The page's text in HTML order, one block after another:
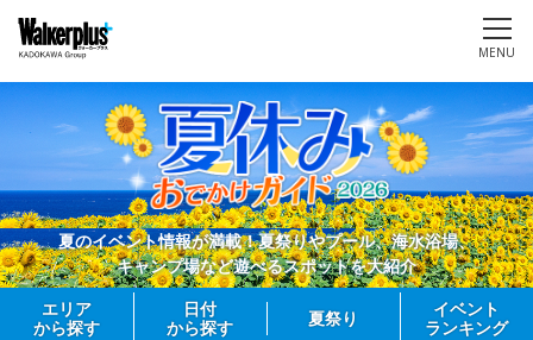
MENU
夏のイベント情報が満載！夏祭りやプール、海水浴場、
キャンプ場など遊べるスポットを大紹介
エリア
から探す
日付
から探す
夏祭り
イベント
ランキング